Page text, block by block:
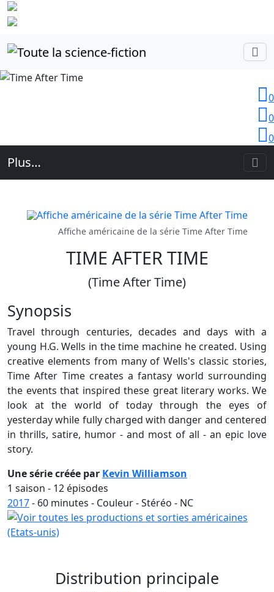
0
0
0
Plus…
Affiche américaine de la série Time After Time
TIME AFTER TIME
(Time After Time)
Synopsis
Travel through centuries, decades and days with a
young H.G. Wells in the time machine he created. Using
creative elements from many of Wells's classic stories,
Time After Time creates a fantasy world surrounding
the events that inspired these great literary works. We
look at the world of today through the eyes of
yesterday while fully charged with danger and centered
in thrills, satire, humor - and most of all - an epic love
story.
Une série créée par Kevin Williamson
1 saison - 12 épisodes
2017- 60 minutes - Couleur - Stéréo - NC
Distribution principale